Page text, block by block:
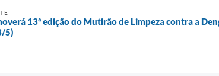
13ª edição do Mutirão de Limpeza contra a
5)